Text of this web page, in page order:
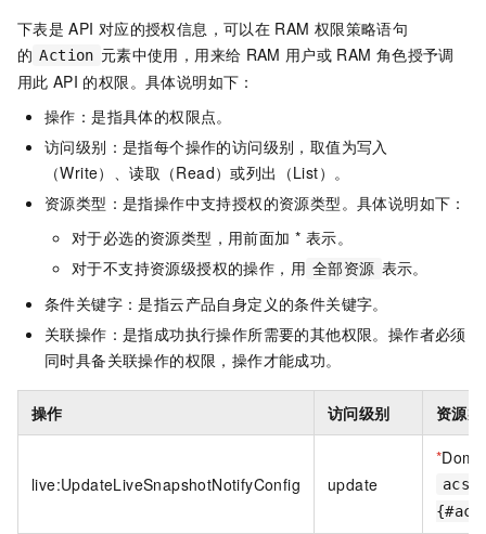
下表是 API 对应的授权信息，可以在 RAM 权限策略语句
的 Action 元素中使用，用来给 RAM 用户或 RAM 角色授予调
用此 API 的权限。具体说明如下：
操作：是指具体的权限点。
访问级别：是指每个操作的访问级别，取值为写入
（Write）、读取（Read）或列出（List）。
资源类型：是指操作中支持授权的资源类型。具体说明如下：
对于必选的资源类型，用前面加 * 表示。
对于不支持资源级授权的操作，用 全部资源 表示。
条件关键字：是指云产品自身定义的条件关键字。
关联操作：是指成功执行操作所需要的其他权限。操作者必须
同时具备关联操作的权限，操作才能成功。
操作 访问级别 资源
live:UpdateLiveSnapshotNotifyConfig update
*